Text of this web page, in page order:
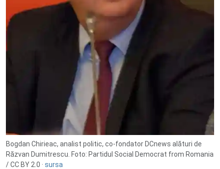
Bogdan Chirieac, analist politic, co-fondator DCnews alături de
Răzvan Dumitrescu. Foto: Partidul Social Democrat from Romania
/ CC BY 2.0 · sursa